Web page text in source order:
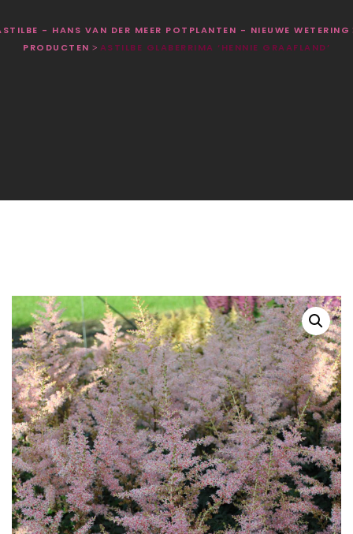
- HANS VAN DER MEER POTPLANTEN - NIEUWE WETERING
PRODUCTEN > ASTILBE GLABERRIMA ‘HENNIE GRAAFLAND’